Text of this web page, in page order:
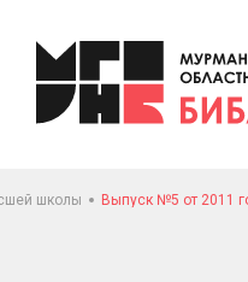
школы Выпуск №5 от 2011